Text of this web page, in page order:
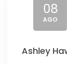
08
AGO
Ashley